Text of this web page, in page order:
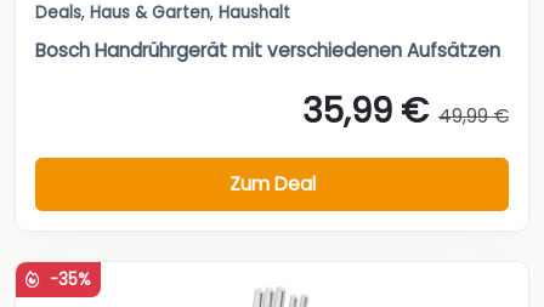
Deals, Haus & Garten, Haushalt
Bosch Handrührgerät mit verschiedenen Aufsätzen
35,99 € 49,99 €
Zum Deal
-35%